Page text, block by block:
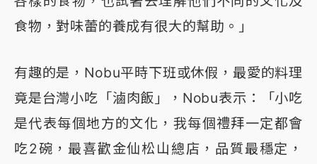
食物，對味蕾的養成有很大的幫助。」
有趣的是，Nobu平時下班或休假，最愛的料理
竟是台灣小吃「滷肉飯」，Nobu表示：「小吃
是代表每個地方的文化，我每個禮拜一定都會
吃2碗，最喜歡金仙松山總店，品質最穩定，